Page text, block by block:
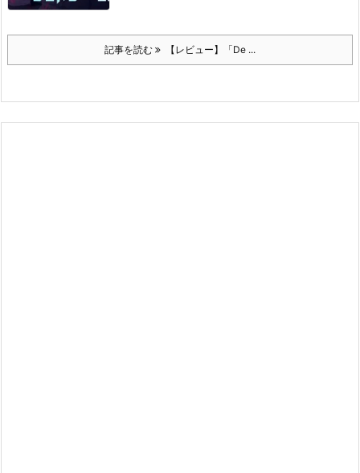
記事を読む 【レビュー】「De ...